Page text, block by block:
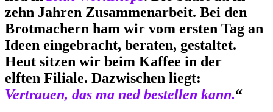
zehn Jahren Zusammenarbeit. Bei den
Brotmachern ham wir vom ersten Tag an
Ideen eingebracht, beraten, gestaltet.
Heut sitzen wir beim Kaffee in der
elften Filiale. Dazwischen liegt:
Vertrauen, das ma ned bestellen kann.“